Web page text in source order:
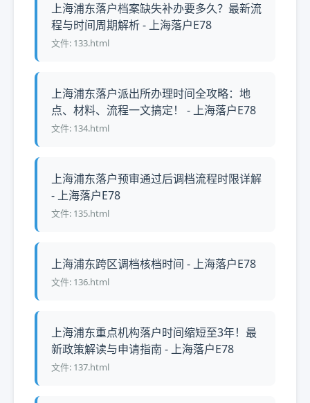
上海浦东落户档案缺失补办要多久？最新流
程与时间周期解析 - 上海落户E78
文件: 133.html
上海浦东落户派出所办理时间全攻略：地
点、材料、流程一文搞定！ - 上海落户E78
文件: 134.html
上海浦东落户预审通过后调档流程时限详解
- 上海落户E78
文件: 135.html
上海浦东跨区调档核档时间 - 上海落户E78
文件: 136.html
上海浦东重点机构落户时间缩短至3年！最
新政策解读与申请指南 - 上海落户E78
文件: 137.html